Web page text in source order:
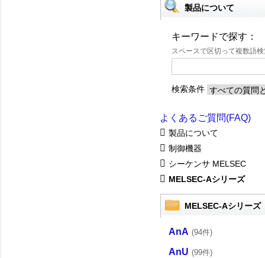
製品について
キーワードで探す：
スペースで区切って複数語
検索条件
よくあるご質問(FAQ)
製品について
制御機器
シーケンサ MELSEC
MELSEC-Aシリーズ
MELSEC-Aシリーズ
AnA (94件)
AnU (99件)